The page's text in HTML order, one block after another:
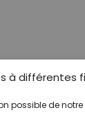
à différentes
possible de notre